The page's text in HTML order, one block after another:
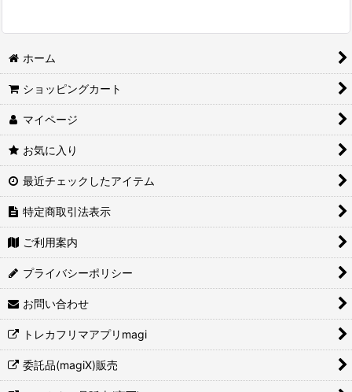
ホーム
ショッピングカート
マイページ
お気に入り
最近チェックしたアイテム
特定商取引法表示
ご利用案内
プライバシーポリシー
お問い合わせ
トレカフリマアプリmagi
委託品(magiX)販売